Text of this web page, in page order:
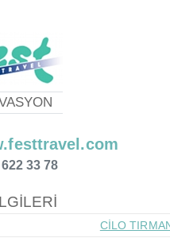
33 78
CİLO